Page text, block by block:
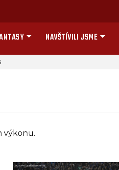
NAVŠTÍVILI JSME
výkonu.